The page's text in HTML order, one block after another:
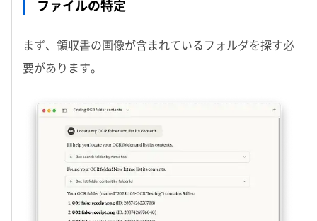
ファイルの特定
まず、領収書の画像が含まれているフォルダを探す必
要があります。